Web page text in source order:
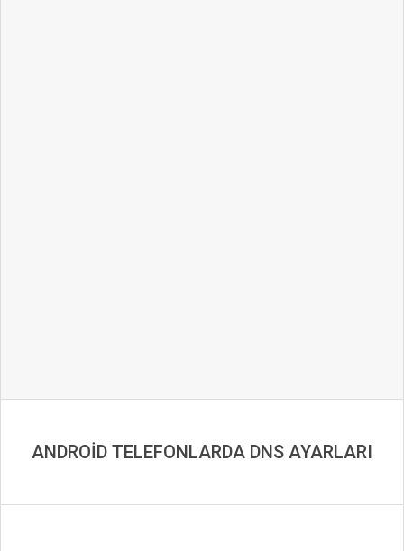
ANDROİD TELEFONLARDA DNS AYARLARI